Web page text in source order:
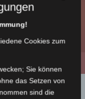
Cookies zum
Sie können
das Setzen von
sind die